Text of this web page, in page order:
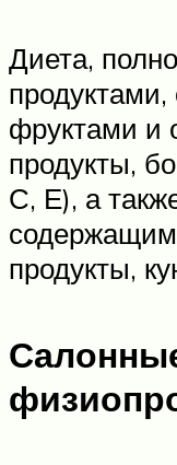
Диета,
фруктами и
продукты,
С, Е), а
продукты,